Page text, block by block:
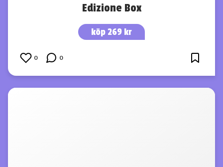
Edizione Box
köp 269 kr
0 0